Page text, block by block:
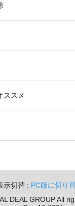
ススメ
示切替 : PC版に切り
DEAL GROUP All